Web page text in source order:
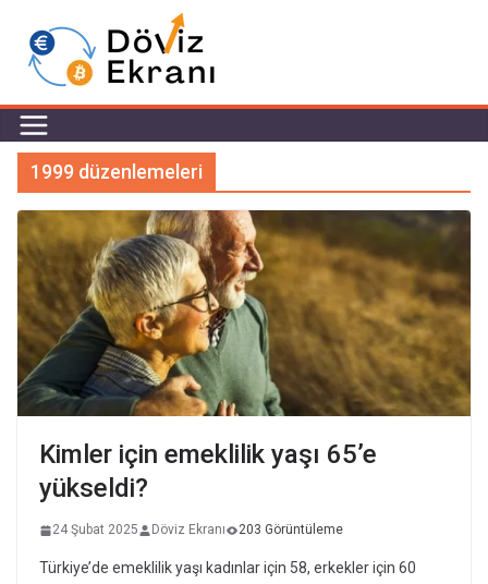
1999 düzenlemeleri
Kimler için emeklilik yaşı 65’e
yükseldi?
24 Şubat 2025 Döviz Ekranı 203 Görüntüleme
Türkiye’de emeklilik yaşı kadınlar için 58, erkekler için 60